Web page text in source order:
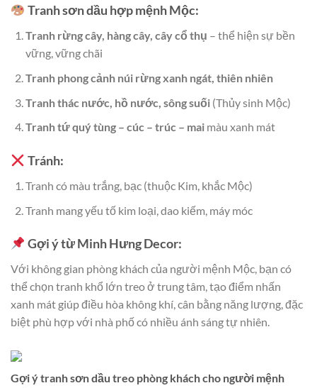
Tranh sơn dầu hợp mệnh Mộc:
Tranh rừng cây, hàng cây, cây cổ thụ – thể hiện sự bền
vững, vững chãi
Tranh phong cảnh núi rừng xanh ngát, thiên nhiên
Tranh thác nước, hồ nước, sông suối(Thủy sinh Mộc)
Tranh tứ quý tùng – cúc – trúc – maimàu xanh mát
Tránh:
Tranh có màu trắng, bạc (thuộc Kim, khắc Mộc)
Tranh mang yếu tố kim loại, dao kiếm, máy móc
Gợi ý từ Minh Hưng Decor:
Với không gian phòng khách của người mệnh Mộc, bạn có
thể chọn tranh khổ lớn treo ở trung tâm, tạo điểm nhấn
xanh mát giúp điều hòa không khí, cân bằng năng lượng, đặc
biệt phù hợp với nhà phố có nhiều ánh sáng tự nhiên.
Gợi ý tranh sơn dầu treo phòng khách cho người mệnh